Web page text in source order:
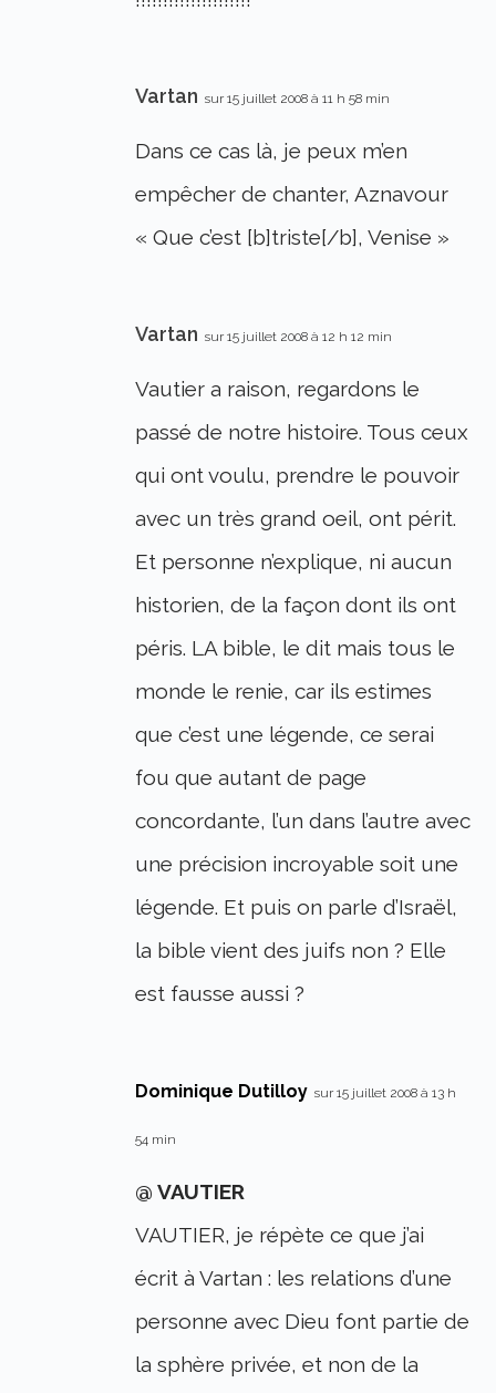
Vartan sur 15 juillet 2008 à 11 h 58 min
Dans ce cas là, je peux m’en
empêcher de chanter, Aznavour
« Que c’est [b]triste[/b], Venise »
Vartan sur 15 juillet 2008 à 12 h 12 min
Vautier a raison, regardons le
passé de notre histoire. Tous ceux
qui ont voulu, prendre le pouvoir
avec un très grand oeil, ont périt.
Et personne n’explique, ni aucun
historien, de la façon dont ils ont
péris. LA bible, le dit mais tous le
monde le renie, car ils estimes
que c’est une légende, ce serai
fou que autant de page
concordante, l’un dans l’autre avec
une précision incroyable soit une
légende. Et puis on parle d’Israël,
la bible vient des juifs non ? Elle
est fausse aussi ?
Dominique Dutilloy sur 15 juillet 2008 à 13 h
54 min
@ VAUTIER
VAUTIER, je répète ce que j’ai
écrit à Vartan : les relations d’une
personne avec Dieu font partie de
la sphère privée, et non de la